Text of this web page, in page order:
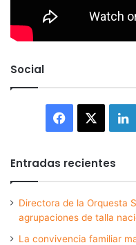
Social
Facebook
Entradas recientes
Directora de la Orquesta
agrupaciones de talla
La convivencia familiar